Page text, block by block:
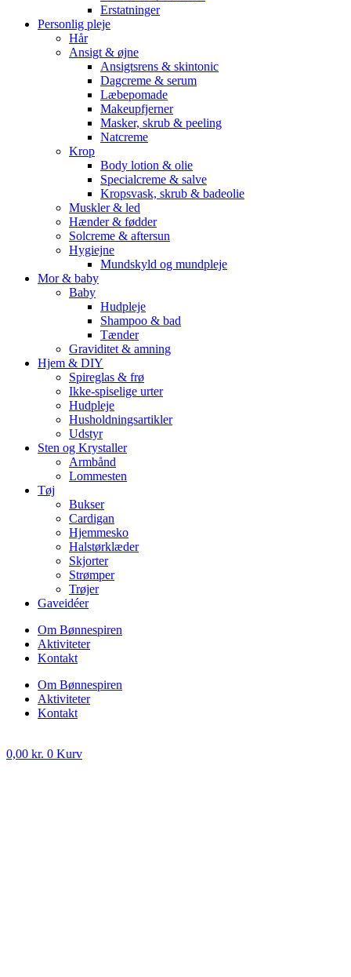
Erstatninger
Personlig pleje
Hår
Ansigt & øjne
Ansigtsrens & skintonic
Dagcreme & serum
Læbepomade
Makeupfjerner
Masker, skrub & peeling
Natcreme
Krop
Body lotion & olie
Specialcreme & salve
Kropsvask, skrub & badeolie
Muskler & led
Hænder & fødder
Solcreme & aftersun
Hygiejne
Mundskyld og mundpleje
Mor & baby
Baby
Hudpleje
Shampoo & bad
Tænder
Graviditet & amning
Hjem & DIY
Spireglas & frø
Ikke-spiselige urter
Hudpleje
Husholdningsartikler
Udstyr
Sten og Krystaller
Armbånd
Lommesten
Tøj
Bukser
Cardigan
Hjemmesko
Halstørklæder
Skjorter
Strømper
Trøjer
Gaveidéer
Om Bønnespiren
Aktiviteter
Kontakt
Om Bønnespiren
Aktiviteter
Kontakt
0,00 kr. 0 Kurv